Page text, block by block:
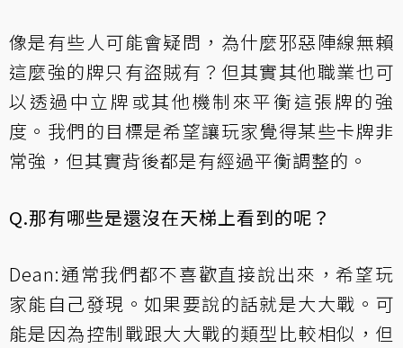
像是有些人可能會疑問，為什麼邪惡陣線無賴
這麼強的牌只有盜賊有？但其實其他職業也可
以透過中立牌或其他機制來平衡這張牌的強
度。我們的目標是希望讓玩家覺得某些卡牌非
常強，但其實背後都是有經過平衡調整的。
Q.那有哪些是還沒在天梯上看到的呢？
Dean:通常我們都不喜歡直接說出來，希望玩
家能自己發現。如果要說的話就是大大戰。可
能是因為控制戰跟大大戰的類型比較相似，但